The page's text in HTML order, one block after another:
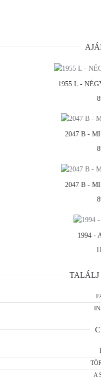
1955 L -
2047 B -
2047 B -
1994 -
TALÁLJ
A